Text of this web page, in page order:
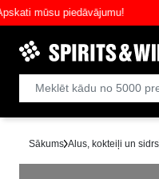
mūsu piedāvājumu!
Sākums Alus, kokteiļi un sidrs